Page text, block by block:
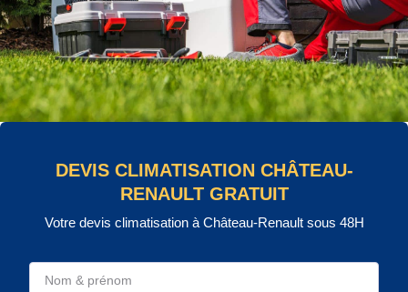
DEVIS CLIMATISATION CHÂTEAU-
RENAULT GRATUIT
Votre devis climatisation à Château-Renault sous 48H